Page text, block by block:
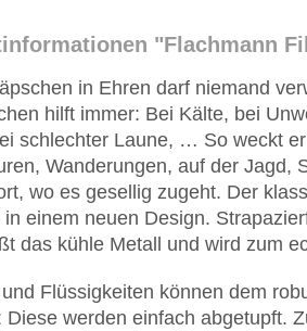
"Flachmann
in Ehren darf niemand
hilft immer: Bei Kälte, bei
schlechter Laune, … So weckt
Wanderungen, auf der Jagd,
wo es gesellig zugeht. Der
in einem neuen Design.
das kühle Metall und wird zum
Flüssigkeiten können dem
Diese werden einfach abgetupft.